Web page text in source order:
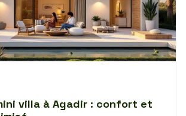
villa à Agadir : confort et